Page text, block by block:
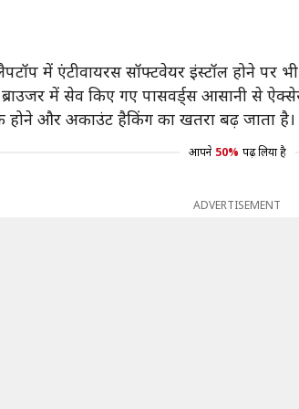
में एंटीवायरस सॉफ्टवेयर इंस्टॉल होने पर
ब्राउजर में सेव किए गए पासवर्ड्स आसानी से
होने और अकाउंट हैकिंग का खतरा बढ़ जाता है।
आपने 50% पढ़ लिया है
ADVERTISEMENT